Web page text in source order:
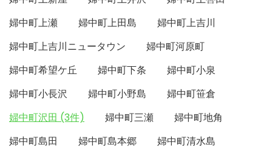
婦中町上瀬
婦中町上田島
婦中町上吉川
婦中町上吉川ニュータウン
婦中町河原町
婦中町希望ケ丘
婦中町下条
婦中町小泉
婦中町小長沢
婦中町小野島
婦中町笹倉
婦中町沢田 (3件)
婦中町三瀬
婦中町地角
婦中町島田
婦中町島本郷
婦中町清水島